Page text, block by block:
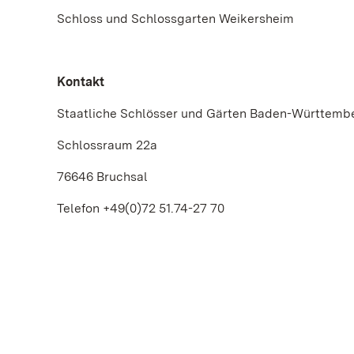
Schloss und Schlossgarten Weikersheim
Kontakt
Staatliche Schlösser und Gärten Baden-
Schlossraum 22a
76646 Bruchsal
Telefon +49(0)72 51.74-27 70